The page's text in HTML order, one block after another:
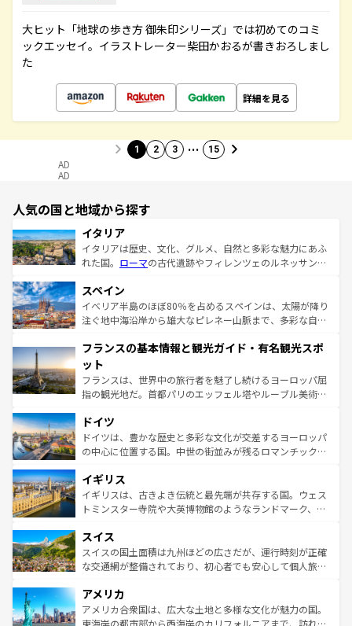
大ヒット「地球の歩き方 御朱印シリーズ」では初めてのコミ
ックエッセイ。イラストレーター柴田かおるが書きおろしまし
た
詳細を見る
1 2 3 … 15
AD
AD
人気の国と地域から探す
イタリア
イタリアは歴史、文化、グルメ、自然と多彩な魅力にあふ
れた国。 ローマの古代遺跡やフィレンツェのルネッサンス
ろん、トスカーナの美しい田園風景やアマルフィ海岸の絶
景など、自然景観も見逃せない。観光の合間には、本場の
ピザやパスタなど、絶品のイタリア料理を堪能することも
ませてくれるイタリアで、忘れられない旅をしてみよう！
なお、新着のイタリア情報は
しい。
スペイン
イベリア半島のほぼ80％を占めるスペインは、太陽が降り
注ぐ地中海沿岸から雄大なピレネー山脈まで、多彩な自然
文化が根付くこの国では、情熱的なフラメンコ、熱気あふ
れる闘牛、そして美味しいタパスが生活の一部となってい
る。首都マドリードの洗練された雰囲気や、バルセロナの
アートに溢れた街角から、地方では古代ローマ遺跡や中世
せる。地方によって風土や気候が異なるスペインはその個
性で訪れる人を魅了する。 なお、新着のスペイン情報は コ
ンテンツ一覧を参照してほしい。
フランスの基本情報と観光ガイド・有名観光スポ
ット
フランスは、世界中の旅行者を魅了し続けるヨーロッパ屈
指の観光地だ。首都パリのエッフェル塔やルーブル美術館
で、幅広い魅力が詰まっている。華麗な宮殿、歴史的な大
聖堂、美しいビーチ、そして豊かな自然が、訪れる者を心
から魅了する。また、フランスは美食の国としても知ら
いる。シャンパンの発祥地であるランス、プロヴァンスの
香り高いラベンダー畑など、多彩な楽しみ方が可能だ。さ
らに、パリ以外の地域にも魅力が溢れており、どの街角に
れる地方に足を運ぶとそれぞれで全く異なる文化を体験で
きるだろう。 なお、新着のフランス情報はコンテンツ一覧
を参照してほしい。
ドイツ
ドイツは、豊かな歴史と多彩な文化が交差するヨーロッパ
の中心に位置する国。中世の街並みが残るロマンチック街
顔を持つこの国は、どこを歩いても飽きることがない。ベ
ルリンの文化的活気、バイエルン州のアルプスの絶景、そ
してライン川沿いのワイン畑といった風景は必見。ビール
は、お酒好きな人にはぜひ体験してほしい。 なお、新着の
ドイツ情報はコンテンツ一覧を参照してほしい。
イギリス
イギリスは、古きよき伝統と最先端が共存する国。ウェス
トミンスター寺院や大英博物館のようなランドマーク、歴
リアごとに異なる魅力がある。また、優雅なアフタヌーン
ティー、ビール好きにはたまらない英国パブ、サッカー観
戦など、本場だからこそできる体験も豊富。イギリスを旅
ンツ一覧を参照してほしい。
スイス
スイスの国土面積は九州ほどの広さだが、運行時刻が正確
な交通網が整備されており、初心者でも安心して個人旅行
の建物がそのまま残る町や、スイスならではのユニークな
博物館もあり、アルプス観光だけでなく町歩きも満喫する
ことができる。国民の所得が高いため物価も高いが、旅行
アメリカ
アメリカ合衆国は、広大な土地と多様な文化が魅力の国。
東海岸の都市部から西海岸のカリフォルニアまで、訪れる